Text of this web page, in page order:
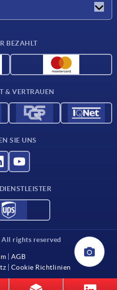
BEZAHLT
& VERTRAUEN
SIE UNS
rights reserved
AGB
Cookie Richtlinien